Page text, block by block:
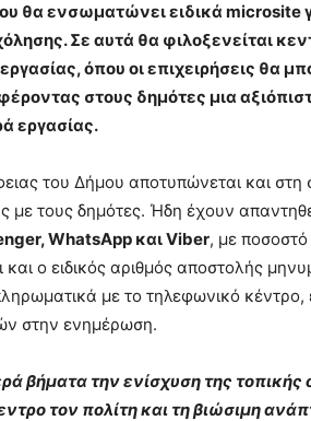
θα ενσωματώνει ειδικά microsite
Σε αυτά θα φιλοξενείται
όπου οι επιχειρήσεις θα
στους δημότες μια
εργασίας.
του Δήμου αποτυπώνεται και στη
με τους δημότες. Ήδη έχουν
WhatsApp και Viber, με
και ο ειδικός αριθμός αποστολής
με το τηλεφωνικό
στην ενημέρωση.
βήματα την ενίσχυση της τοπικής
τον πολίτη και τη βιώσιμη